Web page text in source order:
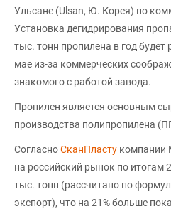
Ульсане (Ulsan, Ю. Корея) по
Установка дегидрирования
тыс. тонн пропилена в год
мае из-за коммерческих
знакомого с работой завода.
Пропилен является основным
производства полипропилена
СогласноСканПласту компании
на российский рынок по итогам
тыс. тонн (рассчитано по
экспорт), что на 21% больше